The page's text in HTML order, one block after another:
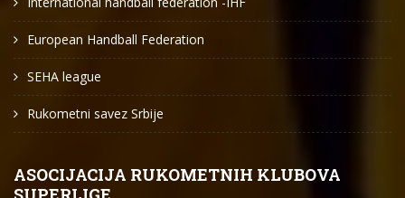
European Handball Federation
SEHA league
Rukometni savez Srbije
ASOCIJACIJA RUKOMETNIH KLUBOVA